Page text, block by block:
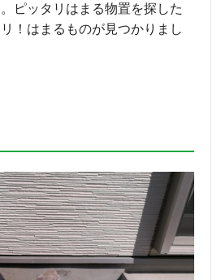
ピッタリはまる物置を探した
！はまるものが見つかりまし